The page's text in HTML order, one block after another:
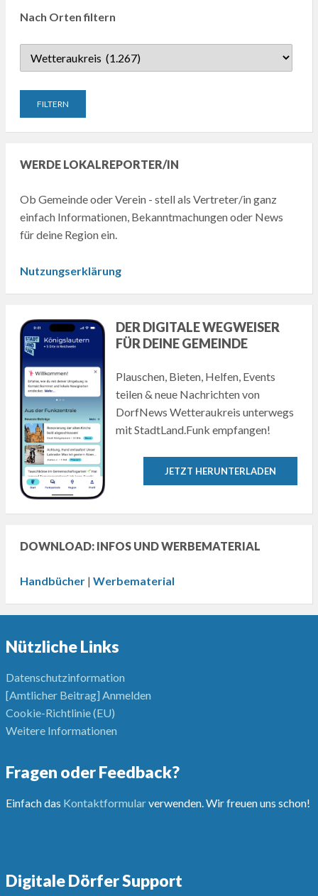
Nach Orten filtern
WERDE LOKALREPORTER/IN
Ob Gemeinde oder Verein - stell als Vertreter/in ganz
einfach Informationen, Bekanntmachungen oder News
für deine Region ein.
Nutzungserklärung
DER DIGITALE WEGWEISER
FÜR DEINE GEMEINDE
Plauschen, Bieten, Helfen, Events
teilen & neue Nachrichten von
DorfNews Wetteraukreis unterwegs
mit StadtLand.Funk empfangen!
JETZT HERUNTERLADEN
DOWNLOAD: INFOS UND WERBEMATERIAL
Handbücher| Werbematerial
Nützliche Links
Datenschutzinformation
[Amtlicher Beitrag] Anmelden
Cookie-Richtlinie (EU)
Weitere Informationen
Fragen oder Feedback?
Einfach das Kontaktformularverwenden. Wir freuen uns schon!
Digitale Dörfer Support